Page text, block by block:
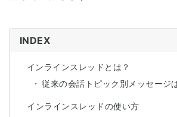
INDEX
インラインスレッドとは？
従来の会話トピック別メッセージ
インラインスレッドの使い方